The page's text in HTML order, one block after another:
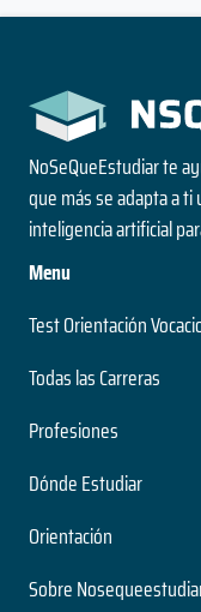
NoSeQueEstudiar te
que más se adapta a
inteligencia artificial
Menu
Test Orientación
Todas las Carreras
Profesiones
Dónde Estudiar
Orientación
Sobre